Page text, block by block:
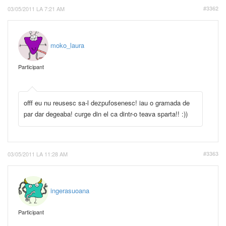
03/05/2011 LA 7:21 AM #3362
moko_laura
Participant
offf eu nu reusesc sa-l dezpufosenesc! iau o gramada de
par dar degeaba! curge din el ca dintr-o teava sparta!! :))
03/05/2011 LA 11:28 AM #3363
ingerasuoana
Participant